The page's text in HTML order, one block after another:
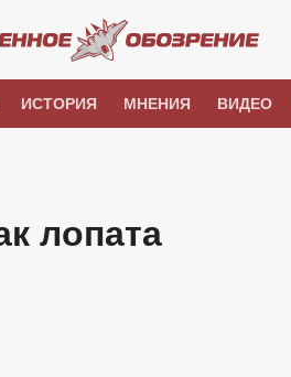
ИСТОРИЯ МНЕНИЯ ВИДЕО
лопата